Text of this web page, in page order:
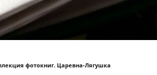
фотокниг. Царевна-Лягушка